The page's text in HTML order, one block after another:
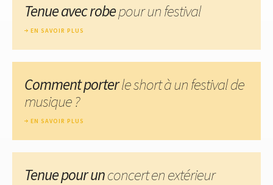
Tenue avec robepour un festival
EN SAVOIR PLUS
Comment porterle short à un festival de
musique ?
EN SAVOIR PLUS
Tenue pour unconcert en extérieur